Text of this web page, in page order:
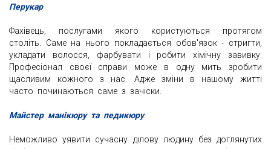
Перукар
Фахівець, послугами якого користуються протягом
століть. Саме на нього покладається обов'язок - стригти,
укладати волосся, фарбувати і робити хімічну завивку.
Професіонал своєї справи може в одну мить зробити
щасливим кожного з нас. Адже зміни в нашому житті
часто починаються саме з зачіски.
Майстер манікюру та педикюру
Неможливо уявити сучасну ділову людину без доглянутих